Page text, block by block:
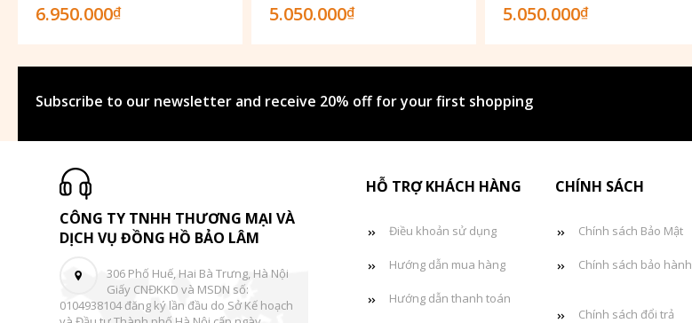
6.950.000₫ 5.050.000₫ 5.050.000₫
Subscribe to our newsletter and receive 20% off for your first shopping
CÔNG TY TNHH THƯƠNG MẠI VÀ
DỊCH VỤ ĐỒNG HỒ BẢO LÂM
306 Phố Huế, Hai Bà Trưng, Hà Nội
Giấy CNĐKKD và MSDN số:
0104938104 đăng ký lần đầu do Sở Kế hoạch
HỖ TRỢ KHÁCH HÀNG
Điều khoản sử dụng
Hướng dẫn mua hàng
Hướng dẫn thanh toán
CHÍNH SÁCH
Chính sách Bảo Mật
Chính sách bảo hành
Chính sách đổi trả